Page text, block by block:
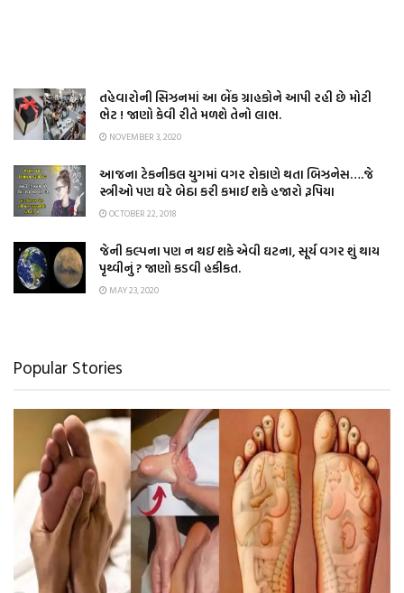
તહેવારોની સિઝનમાં આ બેંક ગ્રાહકોને આપી રહી છે મોટી
ભેટ ! જાણો કેવી રીતે મળશે તેનો લાભ.
NOVEMBER 3, 2020
આજના ટેકનીકલ યુગમાં વગર રોકાણે થતા બિઝનેસ….જે
સ્ત્રીઓ પણ ઘરે બેઠા કરી કમાઈ શકે હજારો રૂપિયા
OCTOBER 22, 2018
જેની કલ્પના પણ ન થઇ શકે એવી ઘટના, સૂર્ય વગર શું થાય
પૃથ્વીનું ? જાણો કડવી હકીકત.
MAY 23, 2020
Popular Stories